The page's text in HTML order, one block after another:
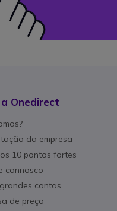
Onedirect
da empresa
10 pontos fortes
connosco
contas
de preço